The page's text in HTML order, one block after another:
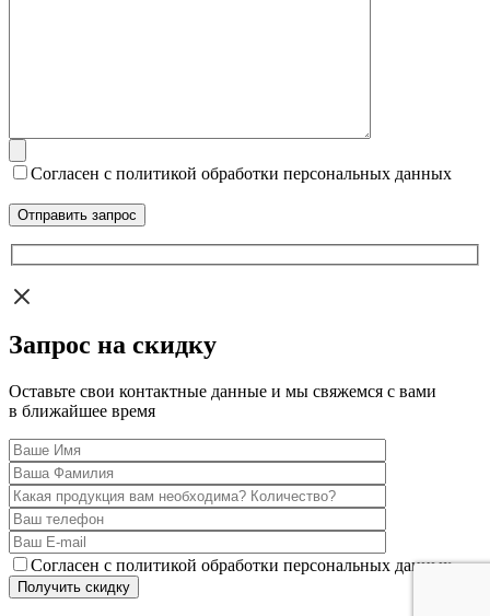
Согласен с политикой обработки персональных данных
Запрос на скидку
Оставьте свои контактные данные и мы свяжемся с вами
в ближайшее время
Согласен с политикой обработки персональных данных